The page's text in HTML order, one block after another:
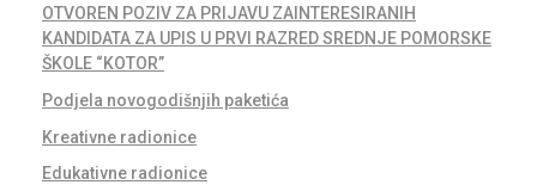
OTVOREN POZIV ZA PRIJAVU ZAINTERESIRANIH
KANDIDATA ZA UPIS U PRVI RAZRED SREDNJE POMORSKE
ŠKOLE “KOTOR”
Podjela novogodišnjih paketića
Kreativne radionice
Edukativne radionice